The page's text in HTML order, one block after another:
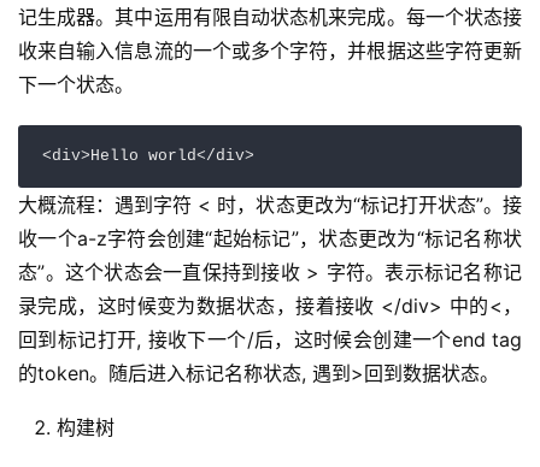
记生成器。其中运用有限自动状态机来完成。每一个状态接
收来自输入信息流的一个或多个字符，并根据这些字符更新
下一个状态。
<div>Hello world</div>
大概流程：遇到字符 < 时，状态更改为“标记打开状态”。接
收一个a-z字符会创建“起始标记”，状态更改为“标记名称状
态”。这个状态会一直保持到接收 > 字符。表示标记名称记
录完成，这时候变为数据状态，接着接收 </div> 中的<，
回到标记打开, 接收下一个/后，这时候会创建一个end tag
的token。随后进入标记名称状态, 遇到>回到数据状态。
构建树